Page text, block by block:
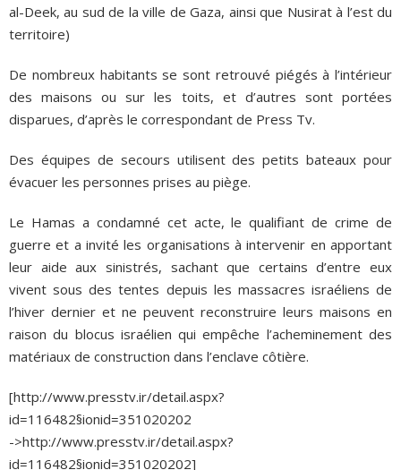
al-Deek, au sud de la ville de Gaza, ainsi que Nusirat à l’est du
territoire)
De nombreux habitants se sont retrouvé piégés à l’intérieur
des maisons ou sur les toits, et d’autres sont portées
disparues, d’après le correspondant de Press Tv.
Des équipes de secours utilisent des petits bateaux pour
évacuer les personnes prises au piège.
Le Hamas a condamné cet acte, le qualifiant de crime de
guerre et a invité les organisations à intervenir en apportant
leur aide aux sinistrés, sachant que certains d’entre eux
vivent sous des tentes depuis les massacres israéliens de
l’hiver dernier et ne peuvent reconstruire leurs maisons en
raison du blocus israélien qui empêche l’acheminement des
matériaux de construction dans l’enclave côtière.
[http://www.presstv.ir/detail.aspx?
id=116482§ionid=351020202
->http://www.presstv.ir/detail.aspx?
id=116482§ionid=351020202]